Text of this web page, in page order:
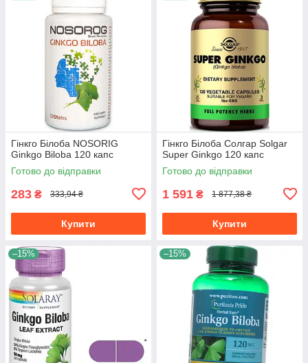
Гінкго Білоба NOSORIG
Ginkgo Biloba 120 капс
Готово до відправки
283 ₴ 333,94 ₴
Купити
Гінкго Білоба Солгар Solgar
Super Ginkgo 120 капс
Готово до відправки
1 591 ₴ 1 877,38 ₴
Купити
–15% –15%